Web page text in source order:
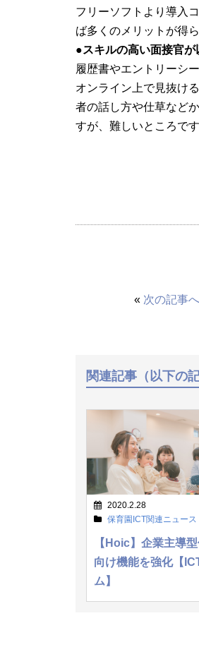
フリーソフトより導入
ば多くのメリットが得
●スキルの高い面接官
履歴書やエントリーシ
オンライン上で見抜け
者の話し方や仕草など
すが、難しいところで
« 次の記事へ
関連記事（以下の
2020.2.28
保育園ICT関連ニュース
【Hoic】企業主導
向け機能を強化【
ム】